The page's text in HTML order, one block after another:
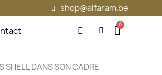
shop@alfaram.be
DANS SON CADRE